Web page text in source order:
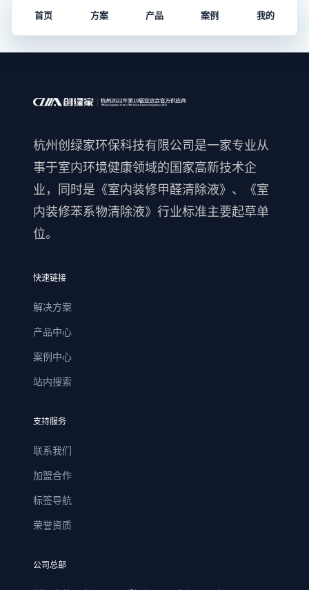
首页 方案 产品 案例 我的
杭州创绿家环保科技有限公司是一家专业从
事于室内环境健康领域的国家高新技术企
业，同时是《室内装修甲醛清除液》、《室
内装修苯系物清除液》行业标准主要起草单
位。
快速链接
解决方案
产品中心
案例中心
站内搜索
支持服务
联系我们
加盟合作
标签导航
荣誉资质
公司总部